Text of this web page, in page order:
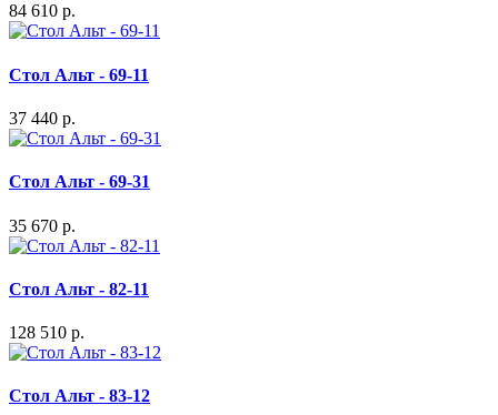
84 610 р.
Стол Альт - 69-11
37 440 р.
Стол Альт - 69-31
35 670 р.
Стол Альт - 82-11
128 510 р.
Стол Альт - 83-12